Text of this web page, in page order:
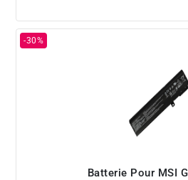
Batterie Pour MSI